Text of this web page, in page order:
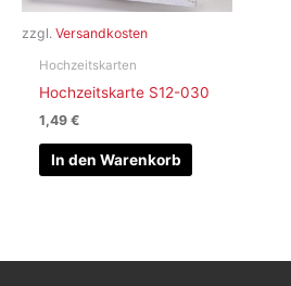
zzgl. Versandkosten
Hochzeitskarten
Hochzeitskarte S12-030
1,49€
In den Warenkorb